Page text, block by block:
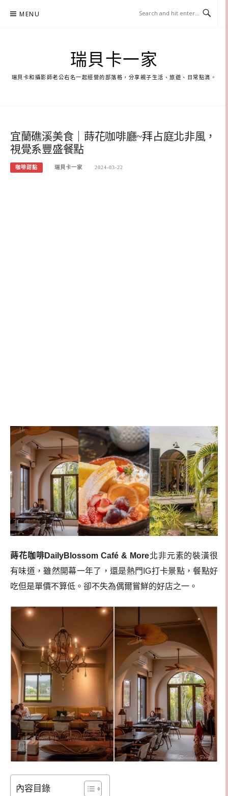
MENU
瑞貝卡一家
瑞貝卡和攝影師老公右名一起經營的部落格，分享親子生活、旅遊、日常點滴。
宜蘭礁溪美食｜蒔花咖啡廳~拜占庭北非風，
視覺系豐盛餐點
咖啡甜點 瑞貝卡一家 2024-03-22
蒔花咖啡DailyBlossom Café & More北非元素的裝潢很
有味道，雖然開幕一年了，還是熱門IG打卡景點，餐點好
吃但是單價不算低。卻不失為偶爾嘗鮮的好店之一。
內容目錄